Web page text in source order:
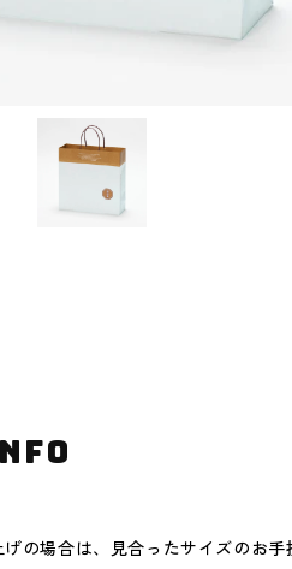
の場合は、見合ったサイズのお